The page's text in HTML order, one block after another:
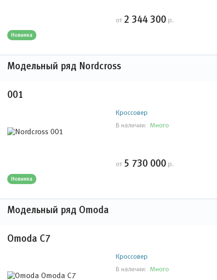
от 2 344 300 р.
Новинка
Модельный ряд Nordcross
001
Кроссовер
В наличии: Много
от 5 730 000 р.
Новинка
Модельный ряд Omoda
Omoda C7
Кроссовер
В наличии: Много